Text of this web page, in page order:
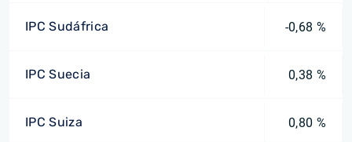
IPC Sudáfrica -0,68 %
IPC Suecia 0,38 %
IPC Suiza 0,80 %